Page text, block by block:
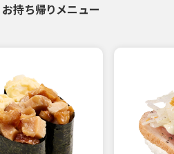
お持ち帰りメニュー